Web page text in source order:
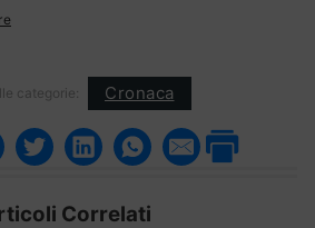
categorie: Cronaca
Correlati